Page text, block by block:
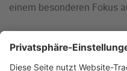
einem besonderen Fokus
15.09.2025 (Quelle: AFP)